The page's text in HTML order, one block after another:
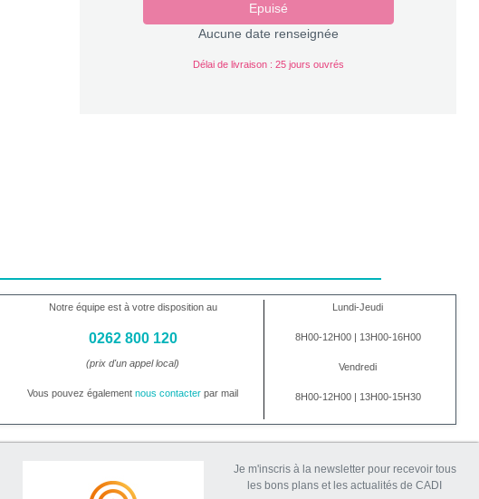
Epuisé
Aucune date renseignée
Délai de livraison : 25 jours ouvrés
Notre équipe est à votre disposition au
0262 800 120
(prix d'un appel local)
Vous pouvez égalementnous contacter par mail
Lundi-Jeudi
8H00-12H00 | 13H00-16H00
Vendredi
8H00-12H00 | 13H00-15H30
Je m'inscris à la newsletter pour recevoir tous
les bons plans et les actualités de CADI